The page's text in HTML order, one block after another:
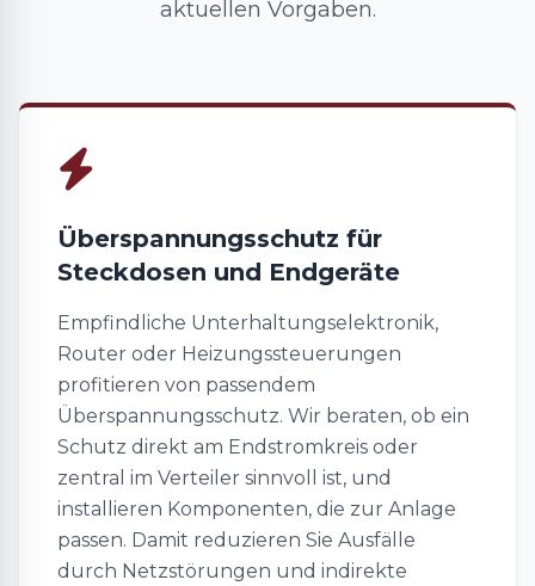
aktuellen Vorgaben.
Überspannungsschutz für
Steckdosen und Endgeräte
Empfindliche Unterhaltungselektronik,
Router oder Heizungssteuerungen
profitieren von passendem
Überspannungsschutz. Wir beraten, ob ein
Schutz direkt am Endstromkreis oder
zentral im Verteiler sinnvoll ist, und
installieren Komponenten, die zur Anlage
passen. Damit reduzieren Sie Ausfälle
durch Netzstörungen und indirekte